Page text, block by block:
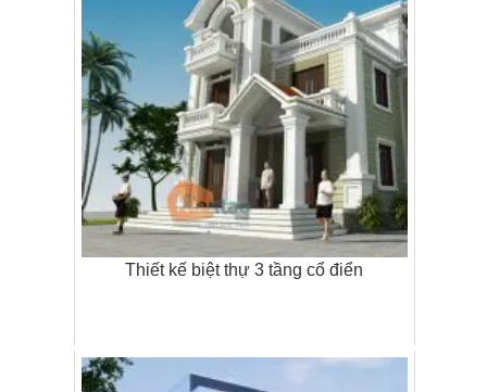
Thiết kế biệt thự 3 tầng cổ điển